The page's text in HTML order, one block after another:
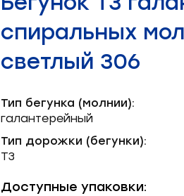
Нитки швейные
Лента декоративная
Паты
Пукля
Серводвигатель
Смазка
Тэн
спиральных
светлый 306
Тип бегунка (молнии):
галантерейный
Тип дорожки (бегунки):
Т3
Доступные упаковки: